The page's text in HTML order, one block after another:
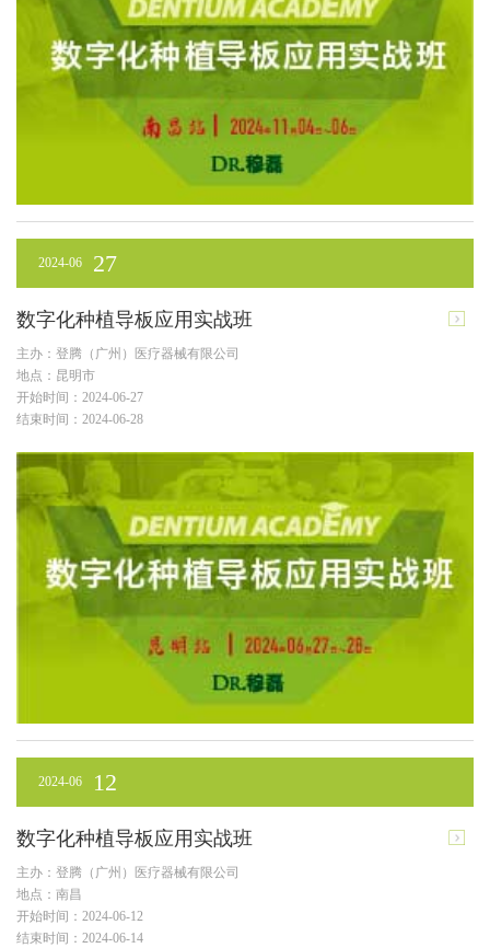
2024-06 27
数字化种植导板应用实战班
主办：登腾（广州）医疗器械有限公司
地点：昆明市
开始时间：2024-06-27
结束时间：2024-06-28
2024-06 12
数字化种植导板应用实战班
主办：登腾（广州）医疗器械有限公司
地点：南昌
开始时间：2024-06-12
结束时间：2024-06-14